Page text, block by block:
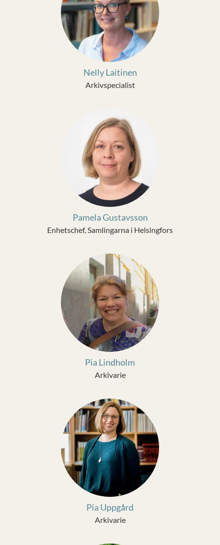
Nelly Laitinen
Arkivspecialist
Pamela Gustavsson
Enhetschef, Samlingarna i Helsingfors
Pia Lindholm
Arkivarie
Pia Uppgård
Arkivarie